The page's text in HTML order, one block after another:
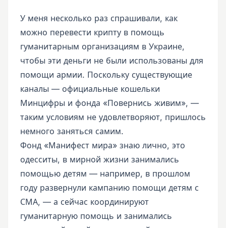
У меня несколько раз спрашивали, как
можно перевести крипту в помощь
гуманитарным организациям в Украине,
чтобы эти деньги не были использованы для
помощи армии. Поскольку существующие
каналы — официальные кошельки
Минцифры и фонда «Повернись живим», —
таким условиям не удовлетворяют, пришлось
немного заняться самим.
Фонд «Манифест мира» знаю лично, это
одесситы, в мирной жизни занимались
помощью детям — например, в прошлом
году развернули кампанию помощи детям с
СМА, — а сейчас координируют
гуманитарную помощь и занимались